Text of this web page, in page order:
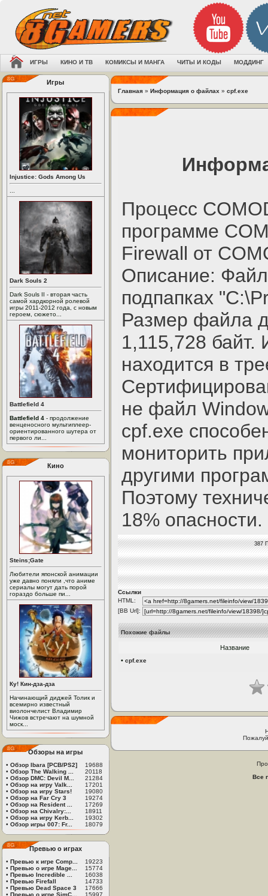
ИГРЫ КИНО И ТВ КОМИКСЫ И МАНГА ЧИТЫ И КОДЫ МОДДИНГ
Игры
Injustice: Gods Among Us
Dark Souls 2
Dark Souls II - вторая часть
самой хардкорной ролевой
игры 2011-2012 года, с новым
героем, сюжето...
Battlefield 4
Battlefield 4 - продолжение
венценосного мультиплеер-
ориентированного шутера от
первого ли...
Кино
Steins;Gate
Любители японской анимации
уже давно поняли ,что аниме
сериалы могут дать порой
гораздо больше пи...
Ку! Кин-дза-дза
Начинающий диджей Толик и
всемирно известный
виолончелист Владимир
Чижов встречают на шумной
моск...
Обзоры на игры
• Обзор Ibara [PCB/PS2]
19688
• Обзор The Walking ...
20118
• Обзор DMC: Devil M...
21284
• Обзор на игру Valk...
17201
• Обзор на игру Stars!
19080
• Обзор на Far Cry 3
19274
• Обзор на Resident ...
17269
• Обзор на Chivalry:...
18911
• Обзор на игру Kerb...
19302
• Обзор игры 007: Fr... 18079
Превью о играх
• Превью к игре Comp...
19223
• Превью о игре Mage...
15774
• Превью Incredible ...
16038
• Превью Firefall
14733
• Превью Dead Space 3
17666
• Превью о игре SimC...
15997
Главная » Информация о файлах » cpf.exe
Процесс
программе
Firewall от
Описание:
подпапках
Размер файла
1,115,728 байт.
находится в
не файл
cpf.exe
мониторить
другими
Поэтому
18% опасности.
387
Ссылки
HTML:
[BB Url]:
Похожие файлы
Название
• cpf.exe
Все